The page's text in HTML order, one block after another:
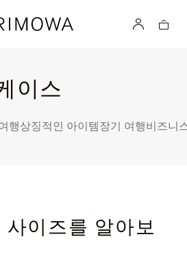
이스
행상징적인 아이템장기 여행비즈니
이즈를 알아보